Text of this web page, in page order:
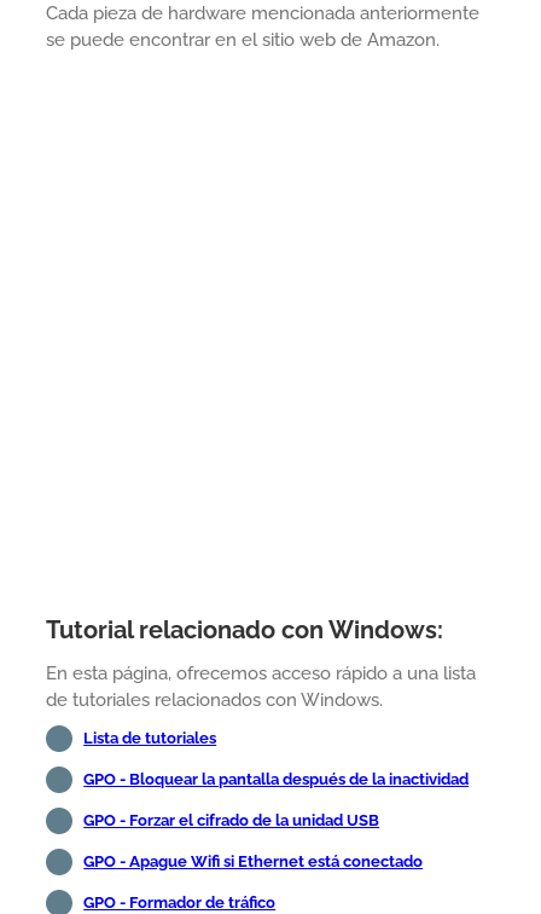
Cada pieza de hardware mencionada anteriormente
se puede encontrar en el sitio web de Amazon.
Tutorial relacionado con Windows:
En esta página, ofrecemos acceso rápido a una lista
de tutoriales relacionados con Windows.
Lista de tutoriales
GPO - Bloquear la pantalla después de la inactividad
GPO - Forzar el cifrado de la unidad USB
GPO - Apague Wifi si Ethernet está conectado
GPO - Formador de tráfico